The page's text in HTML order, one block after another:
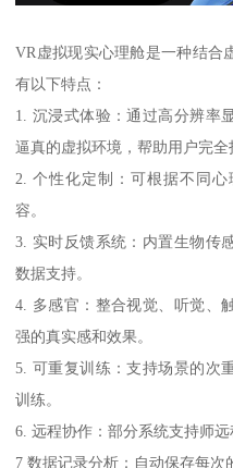
VR虚拟现实心理舱是一种结合
有以下特点：
1. 沉浸式体验：通过高分辨率
逼真的虚拟环境，帮助用户完全
2. 个性化定制：可根据不同
容。
3. 实时反馈系统：内置生物传
数据支持。
4. 多感官：整合视觉、听觉、
强的真实感和效果。
5. 可重复训练：支持场景的次
训练。
6. 远程协作：部分系统支持师
7 数据记录分析：自动保存每次